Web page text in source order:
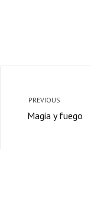
PREVIOUS
Magia y fuego